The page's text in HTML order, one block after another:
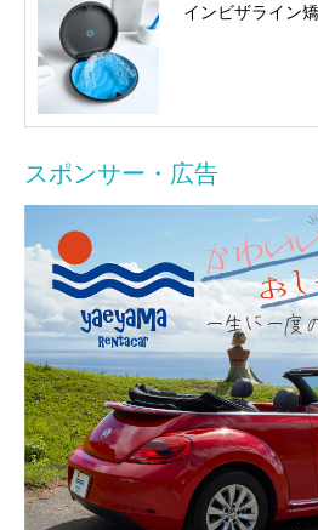
インビザライン
スポンサー・広告